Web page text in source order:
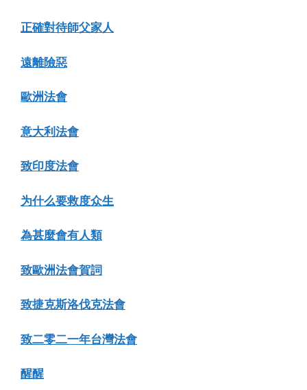
正確對待師父家人
遠離險惡
歐洲法會
意大利法會
致印度法會
为什么要救度众生
為甚麼會有人類
致歐洲法會賀詞
致捷克斯洛伐克法會
致二零二一年台灣法會
醒醒